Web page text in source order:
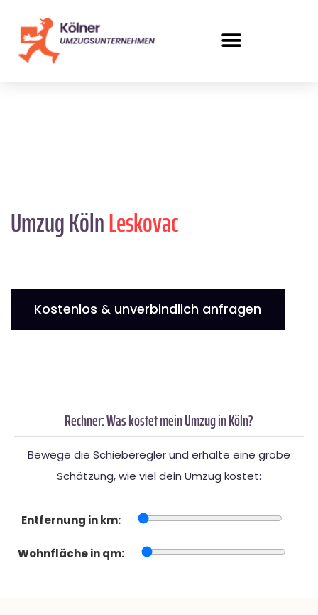
Umzug KölnLeskovac
Kostenlos & unverbindlich anfragen
Rechner: Was kostet mein Umzug in Köln?
Bewege die Schieberegler und erhalte eine grobe
Schätzung, wie viel dein Umzug kostet:
Entfernung in km:
Wohnfläche in qm: